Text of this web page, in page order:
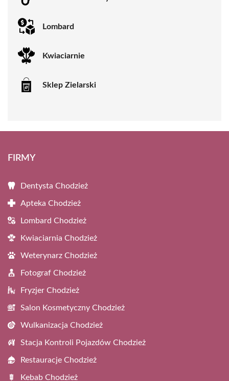
Lombard
Kwiaciarnie
Sklep Zielarski
FIRMY
Dentysta Chodzież
Apteka Chodzież
Lombard Chodzież
Kwiaciarnia Chodzież
Weterynarz Chodzież
Fotograf Chodzież
Fryzjer Chodzież
Salon Kosmetyczny Chodzież
Wulkanizacja Chodzież
Stacja Kontroli Pojazdów Chodzież
Restauracje Chodzież
Kebab Chodzież